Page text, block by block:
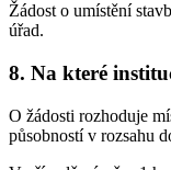
Žádost o umístění
úřad.
8. Na které
O žádosti rozhoduje
působností v rozsahu